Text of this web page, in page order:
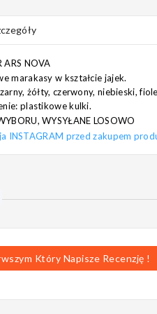
ARS NOVA
marakasy w kształcie jajek.
żółty, czerwony, niebieski,
plastikowe kulki.
WYSYŁANE LOSOWO
INSTAGRAM przed zakupem
Który Napisze Recenzję !